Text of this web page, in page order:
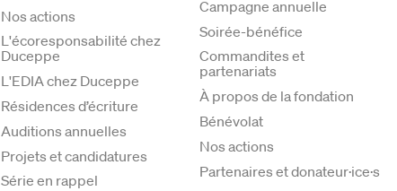
Nos actions
L'écoresponsabilité chez
Duceppe
L'EDIA chez Duceppe
Résidences d’écriture
Auditions annuelles
Projets et candidatures
Série en rappel
Campagne annuelle
Soirée-bénéfice
Commandites et
partenariats
À propos de la fondation
Bénévolat
Nos actions
Partenaires et donateur·ice·s